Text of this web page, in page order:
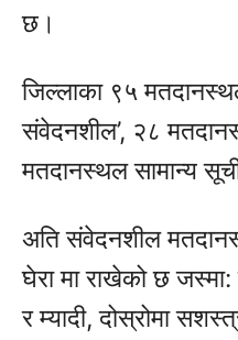
छ।
जिल्लाका ९५
संवेदनशील’, २८
मतदानस्थल सामान्य
अति संवेदनशील
घेरा मा राखेको छ जस्मा:
र म्यादी, दोस्रोमा